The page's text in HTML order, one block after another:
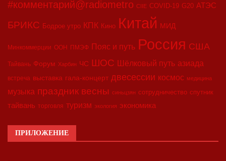
#комментарий@radiometro CIIE COVID-19 G20 АТЭС
БРИКС Бодрое утро КПК Кино Китай МИД
Минкоммерции ООН ПМЭФ Пояс и путь Россия США
Тайвань Форум Харбин ЧС ШОС Шёлковый путь азиада
встреча выставка гала-концерт двесессии космос медицина
музыка праздник весны синьцзян сотрудничество спутник
тайвань торговля туризм экология экономика
ПРИЛОЖЕНИЕ